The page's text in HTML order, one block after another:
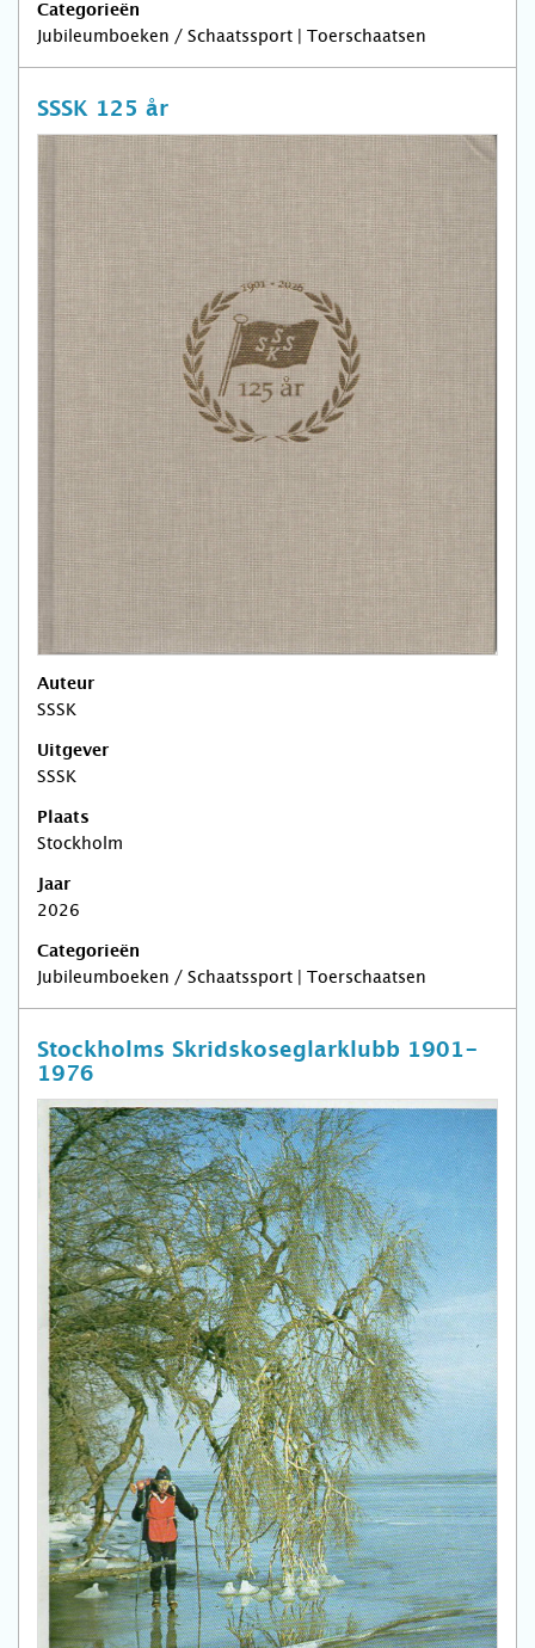
Categorieën
Jubileumboeken / Schaatssport | Toerschaatsen
SSSK 125 år
Auteur
SSSK
Uitgever
SSSK
Plaats
Stockholm
Jaar
2026
Categorieën
Jubileumboeken / Schaatssport | Toerschaatsen
Stockholms Skridskoseglarklubb 1901-
1976